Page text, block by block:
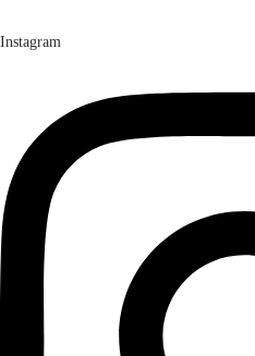
Instagram